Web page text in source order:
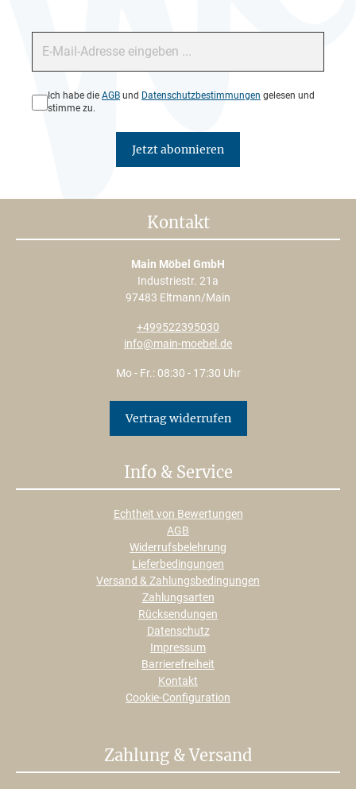
Datenschutz*
Ich habe die AGB und Datenschutzbestimmungen gelesen und
stimme zu.
Jetzt abonnieren
Kontakt
Main Möbel GmbH
Industriestr. 21a
97483 Eltmann/Main
+499522395030
info@main-moebel.de
Mo - Fr.: 08:30 - 17:30 Uhr
Vertrag widerrufen
Info & Service
Echtheit von Bewertungen
AGB
Widerrufsbelehrung
Lieferbedingungen
Versand & Zahlungsbedingungen
Zahlungsarten
Rücksendungen
Datenschutz
Impressum
Barrierefreiheit
Kontakt
Cookie-Configuration
Zahlung & Versand